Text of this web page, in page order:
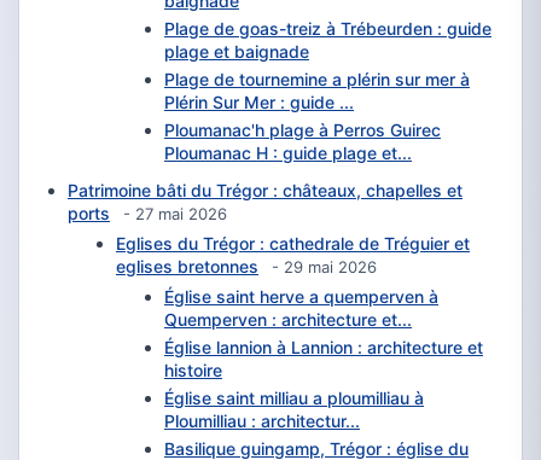
Plage de goas-treiz à Trébeurden : guide
plage et baignade
Plage de tournemine a plérin sur mer à
Plérin Sur Mer : guide ...
Ploumanac'h plage à Perros Guirec
Ploumanac H : guide plage et...
Patrimoine bâti du Trégor : châteaux, chapelles et
ports
- 27 mai 2026
Eglises du Trégor : cathedrale de Tréguier et
eglises bretonnes
- 29 mai 2026
Église saint herve a quemperven à
Quemperven : architecture et...
Église lannion à Lannion : architecture et
histoire
Église saint milliau a ploumilliau à
Ploumilliau : architectur...
Basilique guingamp, Trégor : église du